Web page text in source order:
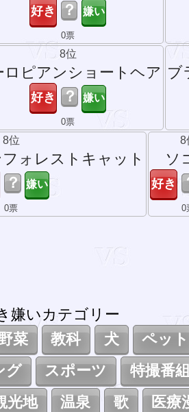
？
0票
8位
ロピアンショートヘア
？
0票
ブ
8位
ォレストキャット
？
0票
8
ソ
0
嫌いカテゴリー
菜 教科 犬 ペット
グ スポーツ 特撮番組
光地 温泉 歌 医療